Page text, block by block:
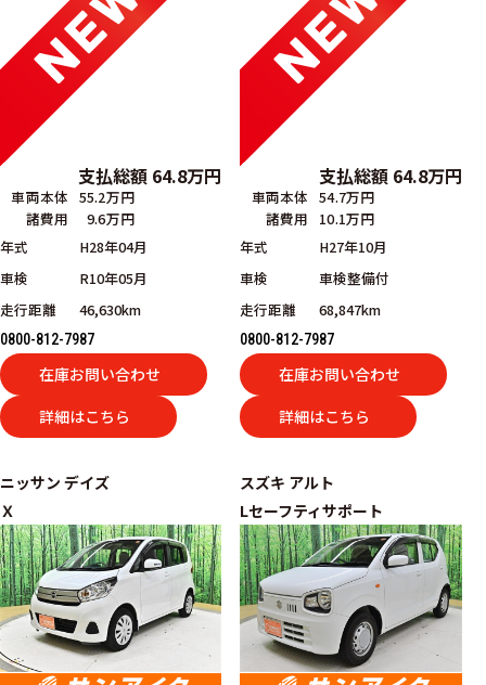
支払総額 64.8万円
車両本体 55.2万円
諸費用
9.6万円
年式
H28年04月
車検
R10年05月
走行距離
46,630km
0800-812-7987
在庫お問い合わせ
詳細はこちら
支払総額 64.8万円
車両本体 54.7万円
諸費用
10.1万円
年式
H27年10月
車検
車検整備付
走行距離
68,847km
0800-812-7987
在庫お問い合わせ
詳細はこちら
ニッサン デイズ
Ｘ
スズキ アルト
Lセーフティサポート